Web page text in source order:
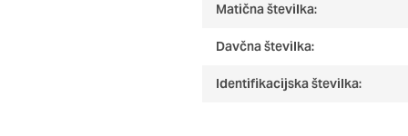
Matična številka:
Davčna številka:
Identifikacijska številka:
Te piškotke
izdelavo profila vaših
mestih. Pri delu
teh piškotkov, ne